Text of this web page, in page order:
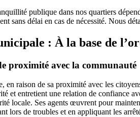
publique dans nos quartiers
sans délai en cas de nécessité. Nous
: À la base de
proximité avec la communauté
en raison de sa proximité avec les
et entretient une relation de confiance
locale. Ses agents œuvrent pour
lors de troubles et en appliquant les